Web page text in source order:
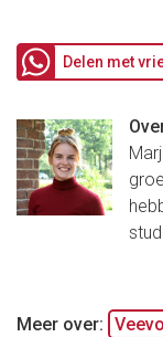
Delen met
Meer over: